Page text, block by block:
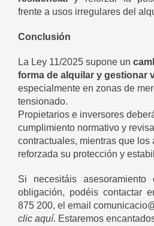
frente a usos irregulares del
Conclusión
La Ley 11/2025 supone un
forma de alquilar y gestionar
especialmente en zonas de
tensionado.
Propietarios e inversores
cumplimiento normativo y
contractuales, mientras que los
reforzada su protección y
Si necesitáis
obligación, podéis contactar
875 200, el email
clic aquí. Estaremos